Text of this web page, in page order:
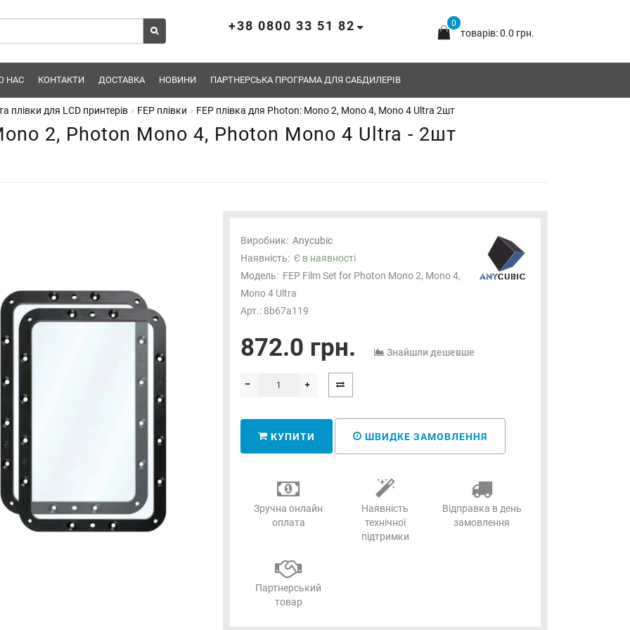
0
товарів: 0.0 грн.
+38 0800 33 51 82
НАС КОНТАКТИ ДОСТАВКА НОВИНИ ПАРТНЕРСЬКА ПРОГРАМА ДЛЯ САБДИЛЕРІВ
плівки для LCD принтерів FEP плівки FEP плівка для Photon: Mono 2, Mono 4, Mono 4 Ultra 2шт
2, Photon Mono 4, Photon Mono 4 Ultra - 2шт
Виробник: Anycubic
Наявність: Є в наявності
Модель: FEP Film Set for Photon Mono 2, Mono 4,
Mono 4 Ultra
Арт.: 8b67a119
872.0 грн. Знайшли дешевше
КУПИТИ ШВИДКЕ ЗАМОВЛЕННЯ
Зручна онлайн
оплата
Наявність
технічної
підтримки
Відправка в день
замовлення
Партнерський
товар